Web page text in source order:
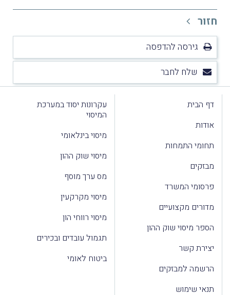
חזור
גירסה להדפסה
שלח לחבר
דף הבית
אודות
תחומי התמחות
מבזקים
פרסומי המשרד
מדורים מקצועיים
הספר מיסוי שוק ההון
יצירת קשר
הרשמה למבזקים
תנאי שימוש
עקרונות יסוד במערכת
המיסוי
מיסוי בינלאומי
מיסוי שוק ההון
מס ערך מוסף
מיסוי מקרקעין
מיסוי רווחי הון
תגמול עובדים ובכירים
ביטוח לאומי